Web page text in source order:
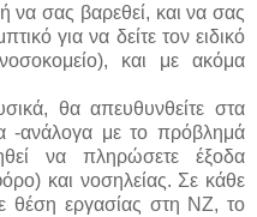
σας βαρεθεί, και να σας
για να δείτε τον ειδικό
και με ακόμα
θα απευθυνθείτε στα
-ανάλογα με το πρόβλημά
να πληρώσετε έξοδα
και νοσηλείας. Σε κάθε
θέση εργασίας στη ΝΖ, το